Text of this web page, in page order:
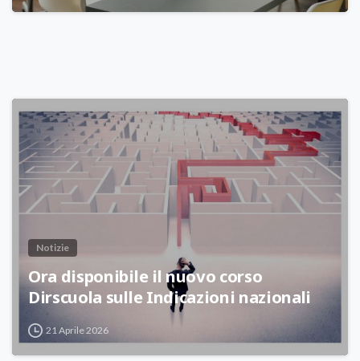
Notizie
Ora disponibile il nuovo corso
Dirscuola sulle Indicazioni nazionali
21 Aprile 2026